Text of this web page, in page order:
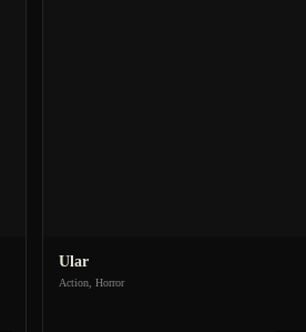
Ular
Action, Horror